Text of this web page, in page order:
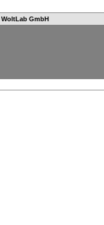
WoltLab GmbH